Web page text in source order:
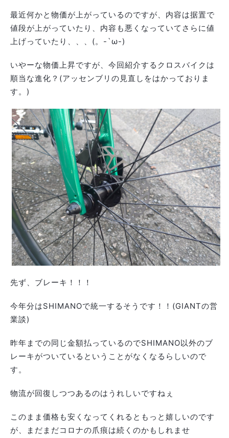
最近何かと物価が上がっているのですが、内容は据置で
値段が上がっていたり、内容も悪くなっていてさらに値
上げっていたり、、、(。-`ω-)
いやーな物価上昇ですが、今回紹介するクロスバイクは
順当な進化？(アッセンブリの見直しをはかっておりま
す。)
先ず、ブレーキ！！！
今年分はSHIMANOで統一するそうです！！(GIANTの営
業談)
昨年までの同じ金額払っているのでSHIMANO以外のブ
レーキがついているということがなくなるらしいので
す。
物流が回復しつつあるのはうれしいですねぇ
このまま価格も安くなってくれるともっと嬉しいのです
が、まだまだコロナの爪痕は続くのかもしれませ